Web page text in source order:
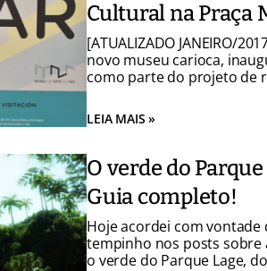
Cultural na Praça
[ATUALIZADO JANEIRO/
novo museu carioca,
como parte do projeto de
cenário cultural do Rio de
Finalmente tomei […]
LEIA MAIS »
O verde do
Guia completo!
Hoje acordei com vontade
tempinho nos posts
o verde do Parque Lage,